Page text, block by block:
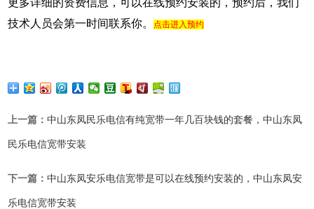
技术人员会第一时间联系你。点击进入预约
上一篇：中山东凤民乐电信有纯宽带一年几百块钱的套餐，中山东凤
民乐电信宽带安装
下一篇：中山东凤安乐电信宽带是可以在线预约安装的，中山东凤安
乐电信宽带安装